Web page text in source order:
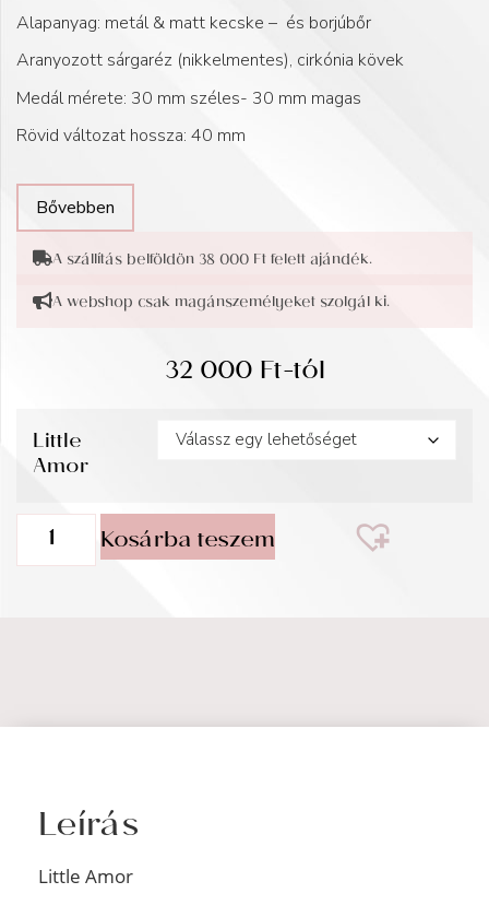
Alapanyag: metál & matt kecske – és borjúbőr
Aranyozott sárgaréz (nikkelmentes), cirkónia kövek
Medál mérete: 30 mm széles- 30 mm magas
Rövid változat hossza: 40 mm
Bővebben
A szállítás belföldön 38 000 Ft felett ajándék.
A webshop csak magánszemélyeket szolgál ki.
32 000Ft-tól
Little
Amor
Kosárba teszem
Leírás
Little Amor